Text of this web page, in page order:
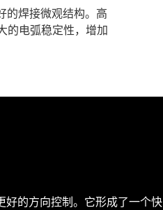
的焊接微观结构。高
的电弧稳定性，增加
好的方向控制。它形成了一个快